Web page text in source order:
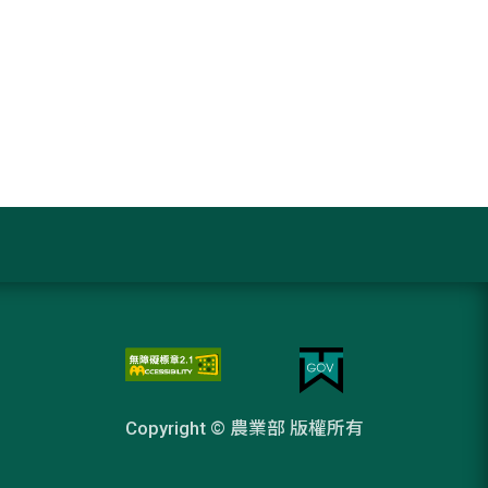
Copyright © 農業部 版權所有